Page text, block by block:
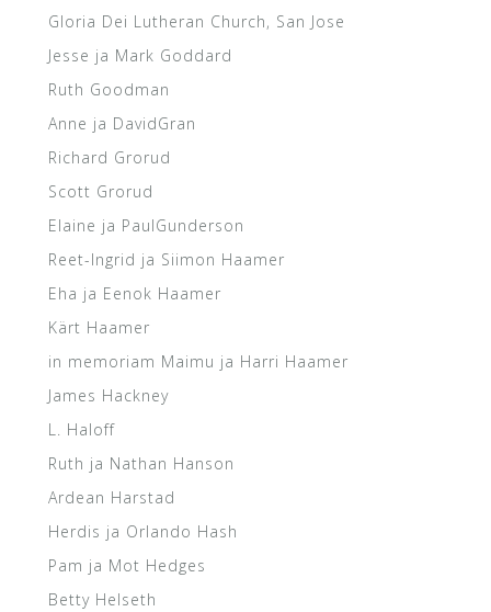
Gloria Dei Lutheran Church, San Jose
Jesse ja Mark Goddard
Ruth Goodman
Anne ja DavidGran
Richard Grorud
Scott Grorud
Elaine ja PaulGunderson
Reet-Ingrid ja Siimon Haamer
Eha ja Eenok Haamer
Kärt Haamer
in memoriam Maimu ja Harri Haamer
James Hackney
L. Haloff
Ruth ja Nathan Hanson
Ardean Harstad
Herdis ja Orlando Hash
Pam ja Mot Hedges
Betty Helseth